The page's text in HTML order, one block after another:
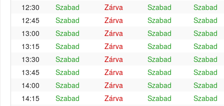
12:30
Szabad Zárva Szabad
Szabad
12:45
Szabad Zárva Szabad
Szabad
13:00
Szabad Zárva Szabad
Szabad
13:15
Szabad Zárva Szabad
Szabad
13:30
Szabad Zárva Szabad
Szabad
13:45
Szabad Zárva Szabad
Szabad
14:00
Szabad Zárva Szabad
Szabad
14:15
Szabad Zárva Szabad
Szabad